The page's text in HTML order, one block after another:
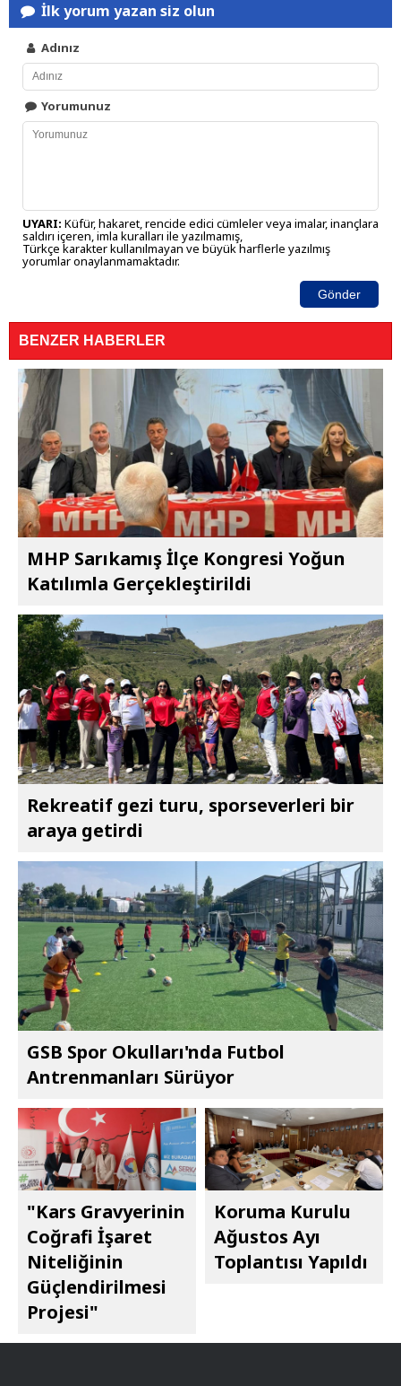
İlk yorum yazan siz olun
Adınız
Yorumunuz
UYARI: Küfür, hakaret, rencide edici cümleler veya imalar, inançlara
saldırı içeren, imla kuralları ile yazılmamış,
Türkçe karakter kullanılmayan ve büyük harflerle yazılmış
yorumlar onaylanmamaktadır.
Gönder
BENZER HABERLER
MHP Sarıkamış İlçe Kongresi Yoğun
Katılımla Gerçekleştirildi
Rekreatif gezi turu, sporseverleri bir
araya getirdi
GSB Spor Okulları'nda Futbol
Antrenmanları Sürüyor
"Kars Gravyerinin
Coğrafi İşaret
Niteliğinin
Güçlendirilmesi
Projesi"
Koruma Kurulu
Ağustos Ayı
Toplantısı Yapıldı